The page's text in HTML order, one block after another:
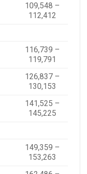
109,548 –
112,412
116,739 –
119,791
126,837 –
130,153
141,525 –
145,225
149,359 –
153,263